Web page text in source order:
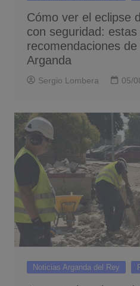
Cómo ver el eclipse
con seguridad:
recomendaciones
Arganda
Sergio Lombera 05/
Noticias Arganda del Rey